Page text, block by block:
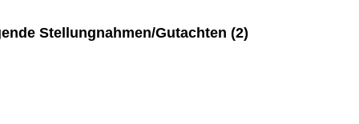
Stellungnahmen/Gutachten (2)